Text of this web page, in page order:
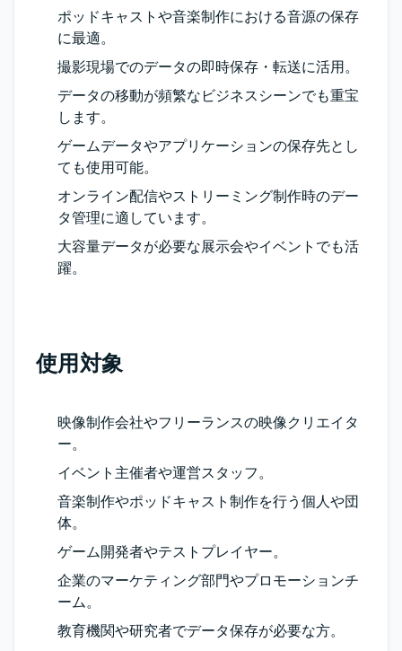
ポッドキャストや音楽制作における音源の保存
に最適。
撮影現場でのデータの即時保存・転送に活用。
データの移動が頻繁なビジネスシーンでも重宝
します。
ゲームデータやアプリケーションの保存先とし
ても使用可能。
オンライン配信やストリーミング制作時のデー
タ管理に適しています。
大容量データが必要な展示会やイベントでも活
躍。
使用対象
映像制作会社やフリーランスの映像クリエイタ
ー。
イベント主催者や運営スタッフ。
音楽制作やポッドキャスト制作を行う個人や団
体。
ゲーム開発者やテストプレイヤー。
企業のマーケティング部門やプロモーションチ
ーム。
教育機関や研究者でデータ保存が必要な方。